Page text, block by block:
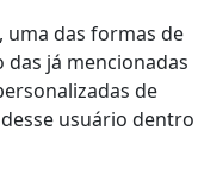
uma das formas de
das já mencionadas
de
usuário dentro